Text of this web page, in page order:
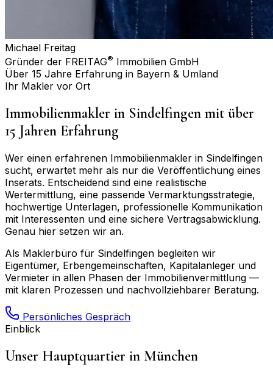
Michael Freitag
Gründer der FREITAG® Immobilien GmbH
Über 15 Jahre Erfahrung in Bayern & Umland
Ihr Makler vor Ort
Immobilienmakler in Sindelfingen mit über
15 Jahren Erfahrung
Wer einen erfahrenen Immobilienmakler in Sindelfingen
sucht, erwartet mehr als nur die Veröffentlichung eines
Inserats. Entscheidend sind eine realistische
Wertermittlung, eine passende Vermarktungsstrategie,
hochwertige Unterlagen, professionelle Kommunikation
mit Interessenten und eine sichere Vertragsabwicklung.
Genau hier setzen wir an.
Als Maklerbüro für Sindelfingen begleiten wir
Eigentümer, Erbengemeinschaften, Kapitalanleger und
Vermieter in allen Phasen der Immobilienvermittlung —
mit klaren Prozessen und nachvollziehbarer Beratung.
Persönliches Gespräch
Einblick
Unser Hauptquartier in München